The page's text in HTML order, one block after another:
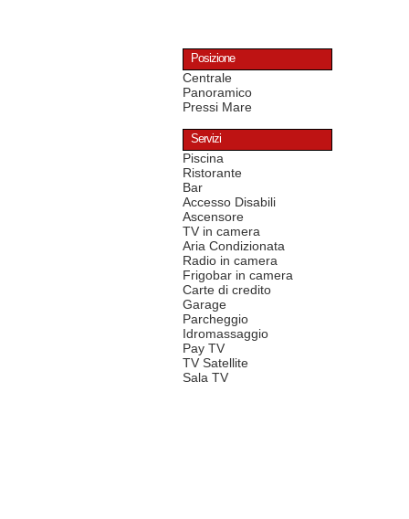
Posizione
Centrale
Panoramico
Pressi Mare
Servizi
Piscina
Ristorante
Bar
Accesso Disabili
Ascensore
TV in camera
Aria Condizionata
Radio in camera
Frigobar in camera
Carte di credito
Garage
Parcheggio
Idromassaggio
Pay TV
TV Satellite
Sala TV